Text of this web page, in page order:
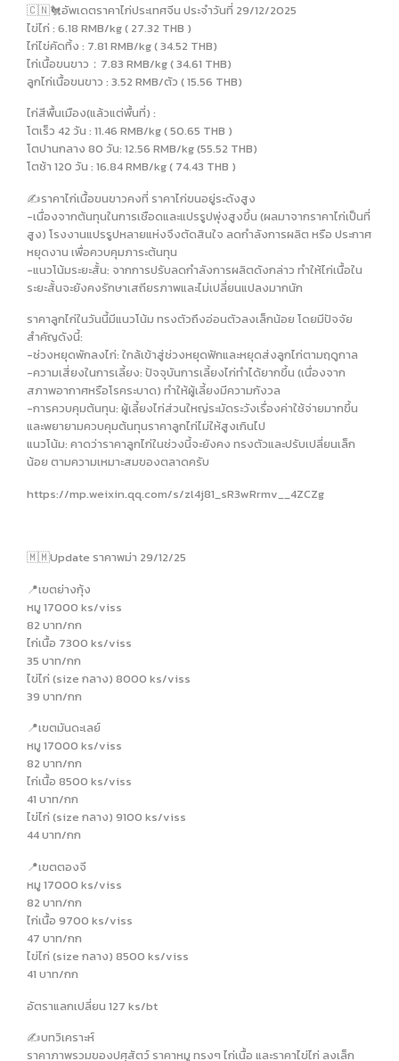
🇨🇳🐔อัพเดตราคาไก่ประเทศจีน ประจำวันที่ 29/12/2025
ไข่ไก่ : 6.18 RMB/kg ( 27.32 THB )
ไก่ไข่คัดทิ้ง : 7.81 RMB/kg ( 34.52 THB)
ไก่เนื้อขนขาว：7.83 RMB/kg ( 34.61 THB)
ลูกไก่เนื้อขนขาว : 3.52 RMB/ตัว ( 15.56 THB)
ไก่สีพื้นเมือง(แล้วแต่พื้นที่) :
โตเร็ว 42 วัน : 11.46 RMB/kg ( 50.65 THB )
โตปานกลาง 80 วัน: 12.56 RMB/kg (55.52 THB)
โตช้า 120 วัน : 16.84 RMB/kg ( 74.43 THB )
✍️ราคาไก่เนื้อขนขาวคงที่ ราคาไก่ขนอยู่ระดังสูง
-เนื่องจากต้นทุนในการเชือดและแปรรูปพุ่งสูงขึ้น (ผลมาจากราคาไก่เป็นที่
สูง) โรงงานแปรรูปหลายแห่งจึงตัดสินใจ ลดกำลังการผลิต หรือ ประกาศ
หยุดงาน เพื่อควบคุมภาระต้นทุน
-แนวโน้มระยะสั้น: จากการปรับลดกำลังการผลิตดังกล่าว ทำให้ไก่เนื้อใน
ระยะสั้นจะยังคงรักษาเสถียรภาพและไม่เปลี่ยนแปลงมากนัก
ราคาลูกไก่ในวันนี้มีแนวโน้ม ทรงตัวถึงอ่อนตัวลงเล็กน้อย โดยมีปัจจัย
สำคัญดังนี้:
-ช่วงหยุดพักลงไก่: ใกล้เข้าสู่ช่วงหยุดฟักและหยุดส่งลูกไก่ตามฤดูกาล
-ความเสี่ยงในการเลี้ยง: ปัจจุบันการเลี้ยงไก่ทำได้ยากขึ้น (เนื่องจาก
สภาพอากาศหรือโรคระบาด) ทำให้ผู้เลี้ยงมีความกังวล
-การควบคุมต้นทุน: ผู้เลี้ยงไก่ส่วนใหญ่ระมัดระวังเรื่องค่าใช้จ่ายมากขึ้น
และพยายามควบคุมต้นทุนราคาลูกไก่ไม่ให้สูงเกินไป
แนวโน้ม: คาดว่าราคาลูกไก่ในช่วงนี้จะยังคง ทรงตัวและปรับเปลี่ยนเล็ก
น้อย ตามความเหมาะสมของตลาดครับ
https://mp.weixin.qq.com/s/zl4j81_sR3wRrmv__4ZCZg
🇲🇲Update ราคาพม่า 29/12/25
📍เขตย่างกุ้ง
หมู 17000 ks/viss
82 บาท/กก
ไก่เนื้อ 7300 ks/viss
35 บาท/กก
ไข่ไก่ (size กลาง) 8000 ks/viss
39 บาท/กก
📍เขตมันดะเลย์
หมู 17000 ks/viss
82 บาท/กก
ไก่เนื้อ 8500 ks/viss
41 บาท/กก
ไข่ไก่ (size กลาง) 9100 ks/viss
44 บาท/กก
📍เขตตองจี
หมู 17000 ks/viss
82 บาท/กก
ไก่เนื้อ 9700 ks/viss
47 บาท/กก
ไข่ไก่ (size กลาง) 8500 ks/viss
41 บาท/กก
อัตราแลกเปลี่ยน 127 ks/bt
✍️บทวิเคราะห์
ราคาภาพรวมของปศุสัตว์ ราคาหมู ทรงๆ ไก่เนื้อ และราคาไข่ไก่ ลงเล็ก